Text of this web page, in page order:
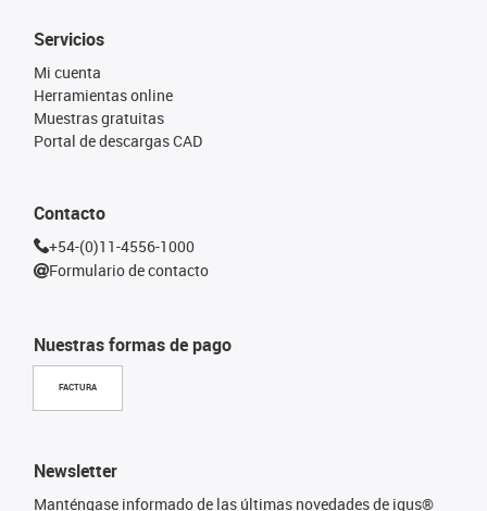
Nuestras formas de pago
FACTURA
Servicios
Mi cuenta
Herramientas online
Muestras gratuitas
Portal de descargas CAD
Contacto
+54-(0)11-4556-1000
Formulario de contacto
Newsletter
Manténgase informado de las últimas novedades de igus®